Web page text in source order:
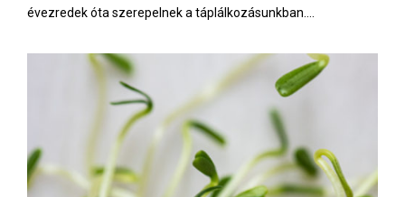
Névezredek óta szerepelnek a táplálkozásunkban....